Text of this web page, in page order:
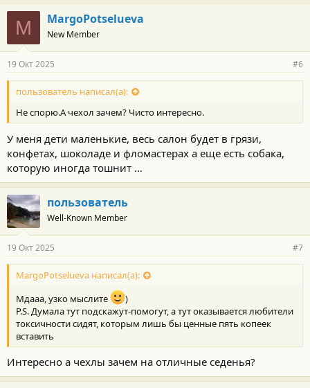
M MargoPotselueva
New Member
19 Окт 2025 #6
пользователь написал(а):
Не спорю.А чехол зачем? Чисто интересно.
У меня дети маленькие, весь салон будет в грязи,
конфетах, шоколаде и фломастерах а еще есть собака,
которую иногда тошнит …
пользователь
Well-Known Member
19 Окт 2025 #7
MargoPotselueva написал(а):
Мдааа, узко мыслите
)
P.S. Думала тут подскажут-помогут, а тут оказывается любители
токсичности сидят, которым лишь бы ценные пять копеек
вставить
Интересно а чехлы зачем на отличные седенья?